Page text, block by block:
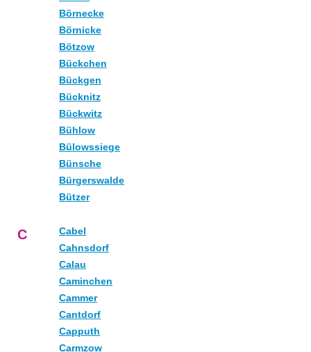
Börnecke
Börnicke
Bötzow
Bückchen
Bückgen
Bücknitz
Bückwitz
Bühlow
Bülowssiege
Bünsche
Bürgerswalde
Bützer
C
Cabel
Cahnsdorf
Calau
Caminchen
Cammer
Cantdorf
Capputh
Carmzow